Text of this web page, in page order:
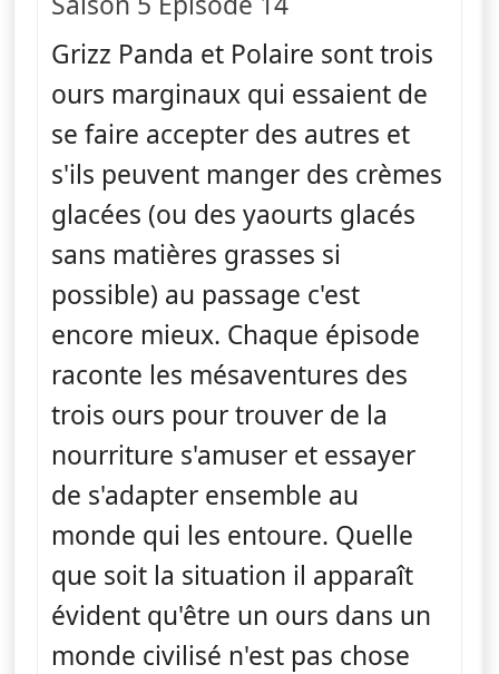
Grizz Panda et Polaire sont trois
ours marginaux qui essaient de
se faire accepter des autres et
s'ils peuvent manger des crèmes
glacées (ou des yaourts glacés
sans matières grasses si
possible) au passage c'est
encore mieux. Chaque épisode
raconte les mésaventures des
trois ours pour trouver de la
nourriture s'amuser et essayer
de s'adapter ensemble au
monde qui les entoure. Quelle
que soit la situation il apparaît
évident qu'être un ours dans un
monde civilisé n'est pas chose